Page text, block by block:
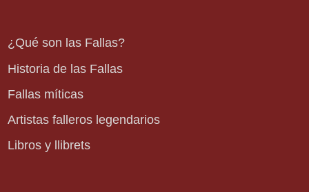
¿Qué son las Fallas?
Historia de las Fallas
Fallas míticas
Artistas falleros legendarios
Libros y llibrets